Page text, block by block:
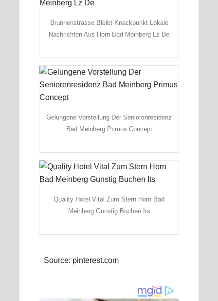
Brunnenstrasse Bleibt Knackpunkt Lokale
Nachrichten Aus Horn Bad Meinberg Lz De
Gelungene Vorstellung Der Seniorenresidenz
Bad Meinberg Primus Concept
Quality Hotel Vital Zum Stern Horn Bad
Meinberg Gunstig Buchen Its
Source: pinterest.com